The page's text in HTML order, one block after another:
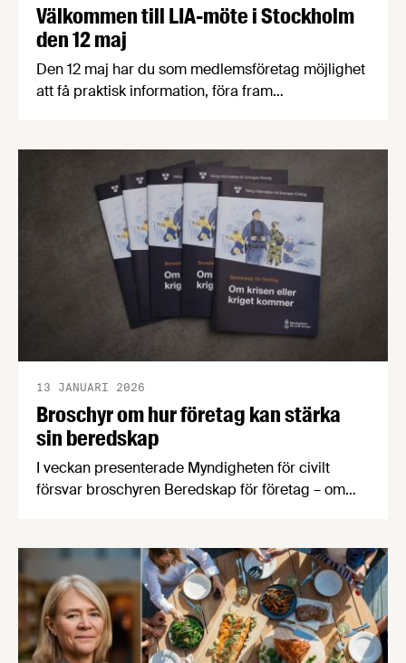
Välkommen till LIA-möte i Stockholm
den 12 maj
Den 12 maj har du som medlemsföretag möjlighet
att få praktisk information, föra fram
inspirationsföreläsning om Beteendebaserad
säkerhet och Organizational Behaviour
Management. Mötet är kostnadsfritt för
medlemsföretag.
Broschyr om hur företag kan stärka
sin beredskap
13 JANUARI 2026
I veckan presenterade Myndigheten för civilt
försvar broschyren Beredskap för företag – om
och ytterst krig och innehåller råd om hur företag
kan öka sin motståndskraft.